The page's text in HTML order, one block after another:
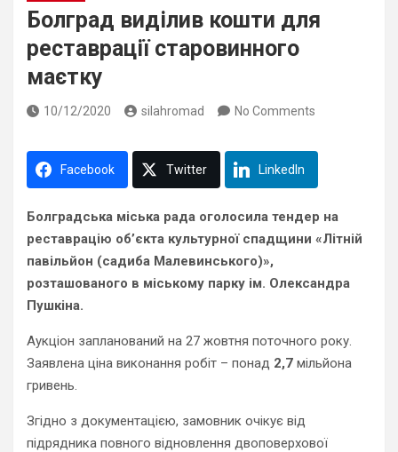
Болград виділив кошти для
реставрації старовинного
маєтку
10/12/2020 silahromad No Comments
Facebook Twitter LinkedIn
Болградська міська рада оголосила тендер на
реставрацію об’єкта культурної спадщини «Літній
павільйон (садиба Малевинського)»,
розташованого в міському парку ім. Олександра
Пушкіна.
Аукціон запланований на 27 жовтня поточного року.
Заявлена ​​ціна виконання робіт – понад 2,7 мільйона
гривень.
Згідно з документацією, замовник очікує від
підрядника повного відновлення двоповерхової